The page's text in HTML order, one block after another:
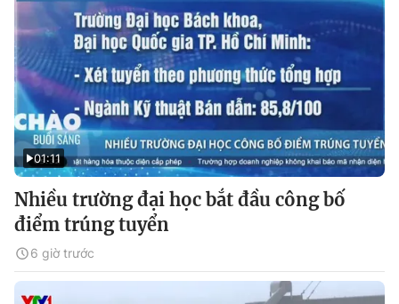
01:11
Nhiều trường đại học bắt đầu công bố
điểm trúng tuyển
6 giờ trước